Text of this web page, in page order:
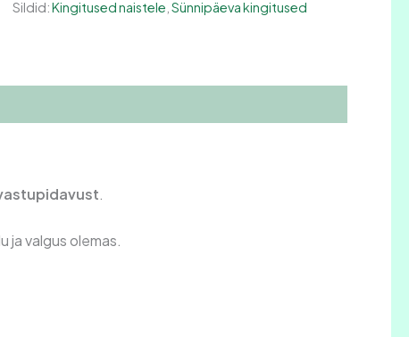
Sildid:Kingitused naistele ,Sünnipäeva kingitused
.
ja valgus olemas.